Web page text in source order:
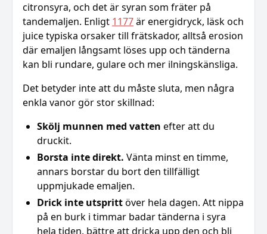
citronsyra, och det är syran som fräter på
tandemaljen. Enligt 1177är energidryck, läsk och
juice typiska orsaker till frätskador, alltså erosion
där emaljen långsamt löses upp och tänderna
kan bli rundare, gulare och mer ilningskänsliga.
Det betyder inte att du måste sluta, men några
enkla vanor gör stor skillnad:
Skölj munnen med vatten efter att du
druckit.
Borsta inte direkt. Vänta minst en timme,
annars borstar du bort den tillfälligt
uppmjukade emaljen.
Drick inte utsprittöver hela dagen. Att nippa
på en burk i timmar badar tänderna i syra
hela tiden, bättre att dricka upp den och bli